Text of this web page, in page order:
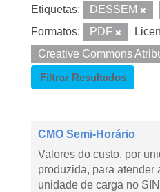
Etiquetas: DESSEM
Formatos:
PDF
Creative Commons
Filtrar Resultados
CMO Semi-Horário
Valores do custo, por
produzida, para atender
unidade de carga no